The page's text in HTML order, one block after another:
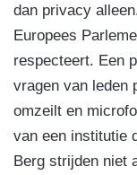
dan privacy
Europees
respecteert. Een
vragen van leden
omzeilt en
van een institutie
Berg strijden niet